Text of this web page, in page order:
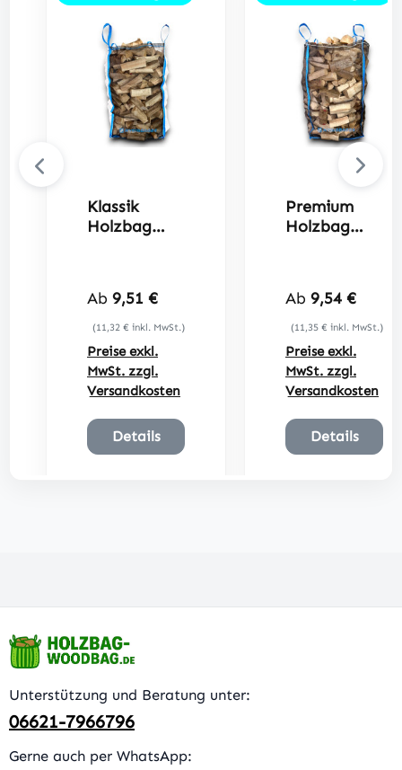
Klassik
Holzbag
Regulärer Preis:
Ab 9,51 €
(11,32 € inkl. MwSt.)
Preise exkl.
MwSt. zzgl.
Versandkosten
Details
Premium
Holzbag
Regulärer Preis:
Ab 9,54 €
(11,35 € inkl. MwSt.)
Preise exkl.
MwSt. zzgl.
Versandkosten
Details
Unterstützung und Beratung unter:
06621-7966796
Gerne auch per WhatsApp: